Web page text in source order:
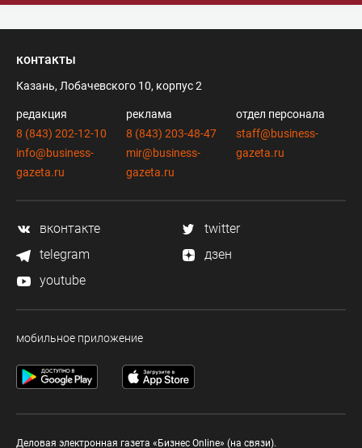
контакты
Казань, Лобачевского 10, корпус 2
редакция
8 (843) 202-12-10
info@business-
gazeta.ru
реклама
8 (843) 203-48-47
mir@business-
gazeta.ru
отдел персонала
staff@business-
gazeta.ru
вконтакте
twitter
telegram
дзен
youtube
мобильное приложение
Деловая электронная газета «Бизнес Online» (на связи).